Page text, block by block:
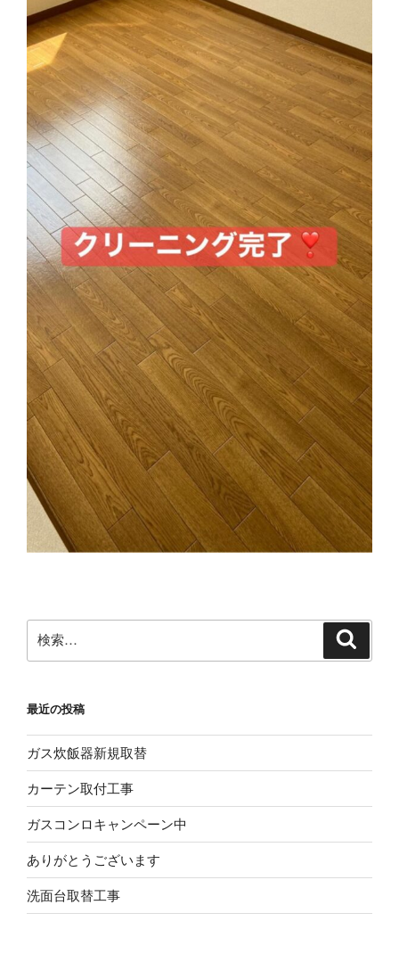
索:
最近の投稿
ガス炊飯器新規取替
カーテン取付工事
ガスコンロキャンペーン中
ありがとうございます
洗面台取替工事